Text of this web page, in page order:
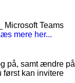
Microsoft Teams
mere her...
på, samt ændre på
kan invitere